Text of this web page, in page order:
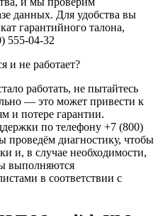
данных. Для удобства вы
гарантийного талона,
555-04-32
и не работает?
работать, не пытайтесь
— это может привести к
и потере гарантии.
по телефону +7 (800)
проведём диагностику, чтобы
и, в случае необходимости,
выполняются
в соответствии с